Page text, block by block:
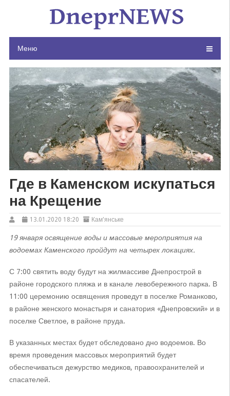
Меню
Где в Каменском искупаться
на Крещение
13.01.2020 18:20 Кам'янське
19 января освящение воды и массовые мероприятия на
водоемах Каменского пройдут на четырех локациях.
С 7:00 святить воду будут на жилмассиве Днепрострой в
районе городского пляжа и в канале левобережного парка. В
11:00 церемонию освящения проведут в поселке Романково,
в районе женского монастыря и санатория «Днепровский» и в
поселке Светлое, в районе пруда.
В указанных местах будет обследовано дно водоемов. Во
время проведения массовых мероприятий будет
обеспечиваться дежурство медиков, правоохранителей и
спасателей.